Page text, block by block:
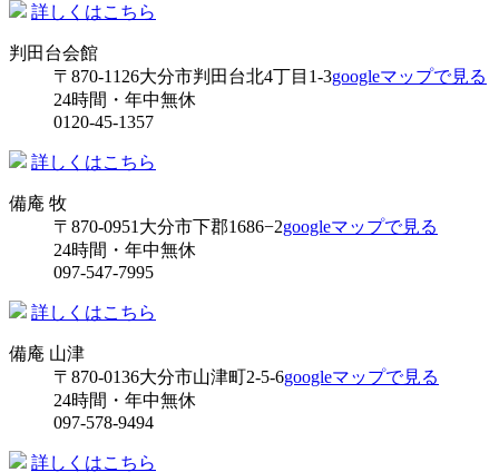
詳しくはこちら
判田台会館
〒870-1126大分市判田台北4丁目1-3googleマップで見る
24時間・年中無休
0120-45-1357
詳しくはこちら
備庵 牧
〒870-0951 大分市下郡1686−2googleマップで見る
24時間・年中無休
097-547-7995
詳しくはこちら
備庵 山津
〒870-0136大分市山津町2-5-6googleマップで見る
24時間・年中無休
097-578-9494
詳しくはこちら